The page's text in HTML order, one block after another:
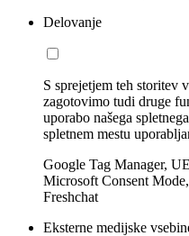
Delovanje
S sprejetjem teh storitev
zagotovimo tudi druge
uporabo našega
spletnem mestu
Google Tag Manager,
Microsoft Consent
Freshchat
Eksterne medijske